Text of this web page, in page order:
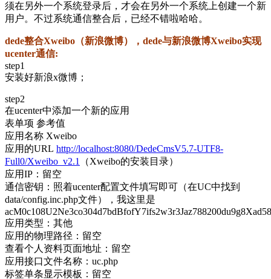
须在另外一个系统登录后，才会在另外一个系统上创建一个新
用户。不过系统通信整合后，已经不错啦哈哈。
dede整合Xweibo（新浪微博），dede与新浪微博Xweibo实现
ucenter通信:
step1
安装好新浪x微博；
step2
在ucenter中添加一个新的应用
表单项 参考值
应用名称 Xweibo
应用的URL http://localhost:8080/DedeCmsV5.7-UTF8-
Full0/Xweibo_v2.1 （Xweibo的安装目录）
应用IP：留空
通信密钥：照着ucenter配置文件填写即可（在UC中找到
data/config.inc.php文件），我这里是
应用类型：其他
应用的物理路径：留空
查看个人资料页面地址：留空
应用接口文件名称：uc.php
标签单条显示模板：留空